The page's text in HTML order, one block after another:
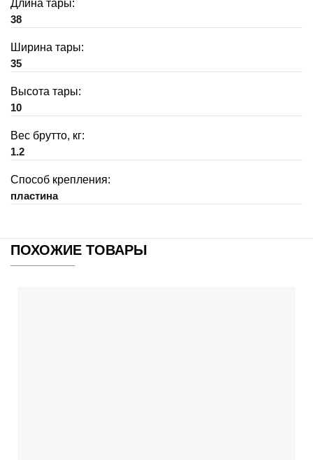
Длина тары:
38
Ширина тары:
35
Высота тары:
10
Вес брутто, кг:
1.2
Способ крепления:
пластина
ПОХОЖИЕ ТОВАРЫ